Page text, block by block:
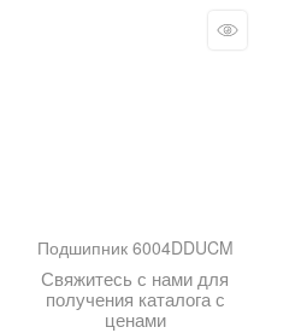
Подшипник 6004DDUCM
Свяжитесь с нами для
получения каталога с
ценами